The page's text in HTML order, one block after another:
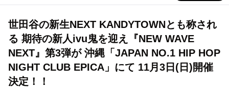
世田谷の新生NEXT KANDYTOWNとも称され
る 期待の新人ivu鬼を迎え『NEW WAVE
NEXT』第3弾が 沖縄「JAPAN NO.1 HIP HOP
NIGHT CLUB EPICA」にて 11月3日(日)開催
決定！！